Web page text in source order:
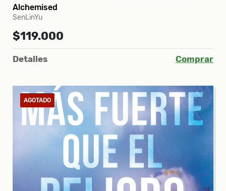
Alchemised
SenLinYu
$119.000
Detalles Comprar
AGOTADO